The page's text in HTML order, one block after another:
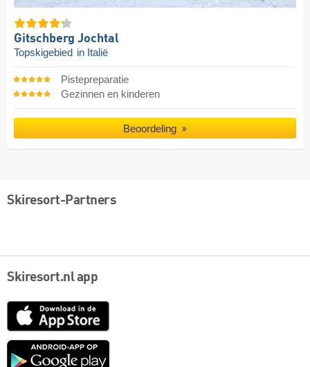
Gitschberg Jochtal
Topskigebied in Italië
Pistepreparatie
Gezinnen en kinderen
Beoordeling
Skiresort-Partners
Skiresort.nl app
App
Google